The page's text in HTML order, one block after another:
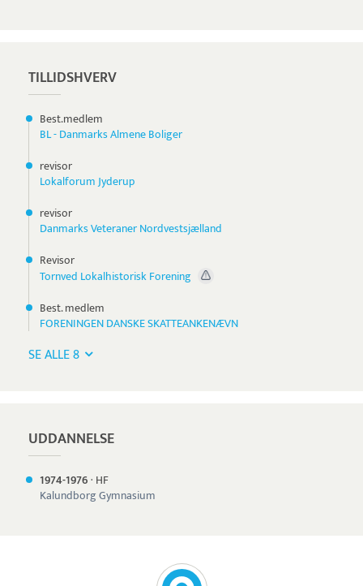
TILLIDSHVERV
Best.medlem
BL - Danmarks Almene Boliger
revisor
Lokalforum Jyderup
revisor
Danmarks Veteraner Nordvestsjælland
Revisor
Tornved Lokalhistorisk Forening
Best. medlem
FORENINGEN DANSKE SKATTEANKENÆVN
SE ALLE 8
UDDANNELSE
1974-1976· HF
Kalundborg Gymnasium